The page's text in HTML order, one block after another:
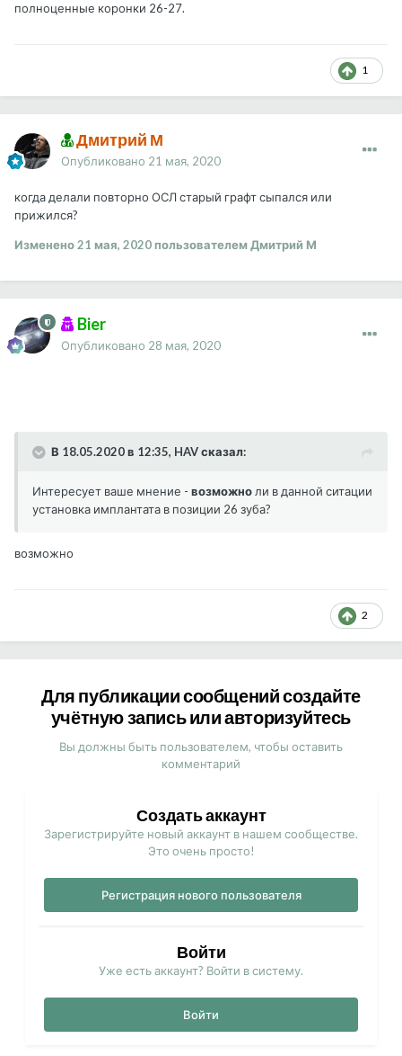
полноценные коронки 26-27.
1
Дмитрий М
Опубликовано 21 мая, 2020
когда делали повторно ОСЛ старый графт сыпался или
прижился?
Изменено21 мая, 2020пользователем Дмитрий М
Bier
Опубликовано 28 мая, 2020
В 18.05.2020 в 12:35, HAV сказал:
Интересует ваше мнение - возможноли в данной ситации
установка имплантата в позиции 26 зуба?
возможно
2
Для публикации сообщений создайте
учётную запись или авторизуйтесь
Вы должны быть пользователем, чтобы оставить
комментарий
Создать аккаунт
Зарегистрируйте новый аккаунт в нашем сообществе.
Это очень просто!
Регистрация нового пользователя
Войти
Уже есть аккаунт? Войти в систему.
Войти